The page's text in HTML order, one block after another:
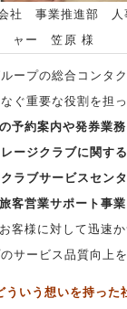
会社 事業推進部
ャー
笠原 様
ープの総合コンタ
ぐ重要な役割を担
予約案内や発券業
ージクラブに関す
ラブサービスセン
客営業サポート事
客様に対して迅速
サービス品質向上を
ういう想いを持った